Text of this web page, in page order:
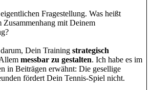
Fragestellung. Was heißt
mit Deinem
Dein Training strategisch
messbar zu gestalten. Ich habe es im
in Beiträgen erwähnt: Die gesellige
fördert Dein Tennis-Spiel nicht.